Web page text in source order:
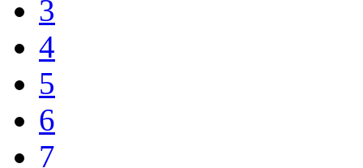
3
4
5
6
7